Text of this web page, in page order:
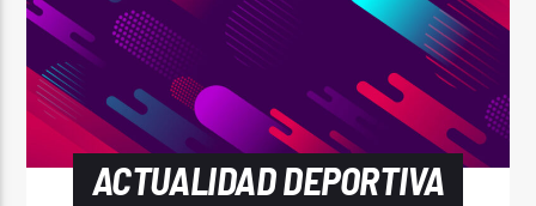
ACTUALIDAD DEPORTIVA